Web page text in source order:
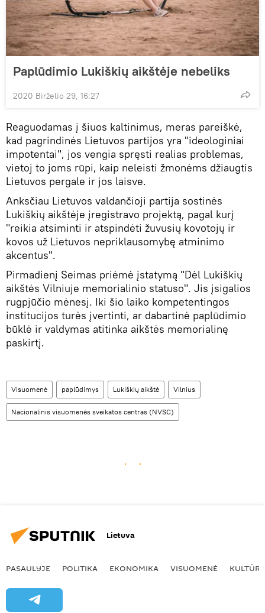
Paplūdimio Lukiškių aikštėje nebeliks
2020 Birželio 29, 16:27
Reaguodamas į šiuos kaltinimus, meras pareiškė,
kad pagrindinės Lietuvos partijos yra "ideologiniai
impotentai", jos vengia spręsti realias problemas,
vietoj to joms rūpi, kaip neleisti žmonėms džiaugtis
Lietuvos pergale ir jos laisve.
Anksčiau Lietuvos valdančioji partija sostinės
Lukiškių aikštėje įregistravo projektą, pagal kurį
"reikia atsiminti ir atspindėti žuvusių kovotojų ir
kovos už Lietuvos nepriklausomybę atminimo
akcentus".
Pirmadienį Seimas priėmė įstatymą "Dėl Lukiškių
aikštės Vilniuje memorialinio statuso". Jis įsigalios
rugpjūčio mėnesį. Iki šio laiko kompetentingos
institucijos turės įvertinti, ar dabartinė paplūdimio
būklė ir valdymas atitinka aikštės memorialinę
paskirtį.
Visuomenė paplūdimys Lukiškių aikštė Vilnius
Nacionalinis visuomenės sveikatos centras (NVSC)
Lietuva
PASAULYJE POLITIKA EKONOMIKA VISUOMENĖ KULTŪRA